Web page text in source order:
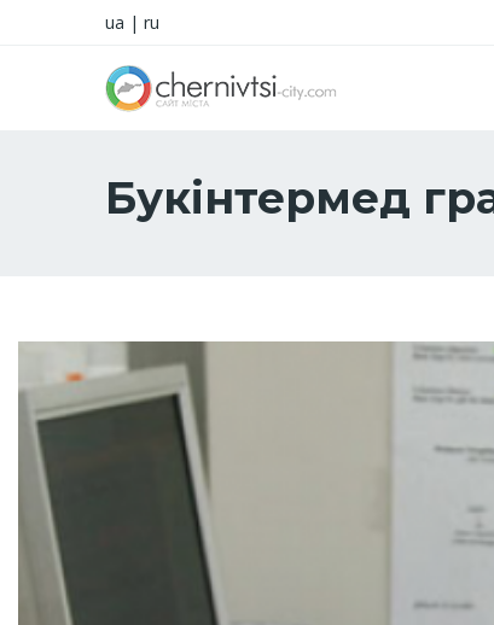
ua | ru
Букінтермед